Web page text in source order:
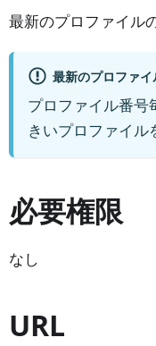
最新のプロファイル
最新のプロファイ
プロファイル番
きいプロファイル
必要権限
なし
URL